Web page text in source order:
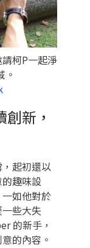
柯P一起淨
。
新，
起初還以
趣味設
如他對於
些大失
的新手，
的內容。